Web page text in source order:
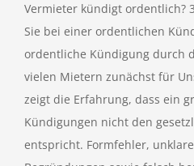
Vermieter kündigt ordentlich?
Sie bei einer ordentlichen
ordentliche Kündigung durch
vielen Mietern zunächst für
zeigt die Erfahrung, dass ein
Kündigungen nicht den
entspricht. Formfehler,